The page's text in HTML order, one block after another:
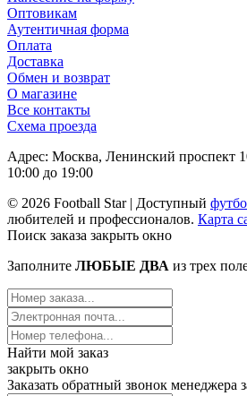
Оптовикам
Аутентичная форма
Оплата
Доставка
Обмен и возврат
О магазине
Все контакты
Схема проезда
Адрес: Москва, Ленинский проспект
10:00 до 19:00
© 2026 Football Star | Доступный
любителей и профессионалов. Карта
Поиск заказа закрыть окно
Заполните ЛЮБЫЕ ДВА из трех
Найти мой заказ
закрыть окно
Заказать обратный звонок менеджера